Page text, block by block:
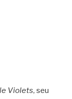
Violets, seu